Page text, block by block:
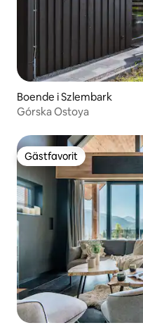
Boende i Szlembark
Górska Ostoya
Gästfavorit
Gästfavorit